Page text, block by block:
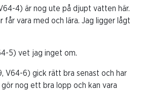
4) är nog ute på djupt vatten här.
får vara med och lära. Jag ligger lågt
5) vet jag inget om.
V64-6) gick rätt bra senast och har
nog ett bra lopp och kan vara